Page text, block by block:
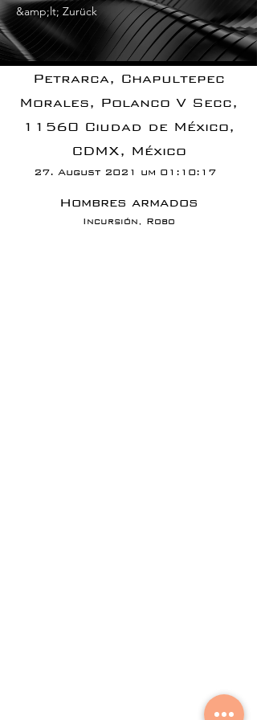
&amp;lt; Zurück
Petrarca, Chapultepec
Morales, Polanco V Secc,
11560 Ciudad de México,
CDMX, México
27. August 2021 um 01:10:17
Hombres armados
Incursión, Robo